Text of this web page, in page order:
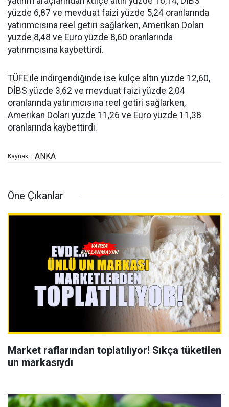
yüzde 6,87 ve mevduat faizi yüzde 5,24 oranlarında
yatırımcısına reel getiri sağlarken, Amerikan Doları
yüzde 8,48 ve Euro yüzde 8,60 oranlarında
yatırımcısına kaybettirdi.
TÜFE ile indirgendiğinde ise külçe altın yüzde 12,60,
DİBS yüzde 3,62 ve mevduat faizi yüzde 2,04
oranlarında yatırımcısına reel getiri sağlarken,
Amerikan Doları yüzde 11,26 ve Euro yüzde 11,38
oranlarında kaybettirdi.
Kaynak: ANKA
Öne Çıkanlar
Market raflarından toplatılıyor! Sıkça tüketilen
un markasıydı